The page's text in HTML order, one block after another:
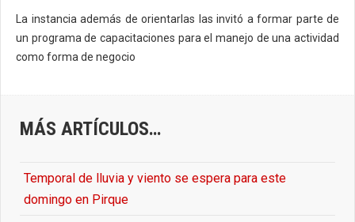
La instancia además de orientarlas las invitó a formar parte de
un programa de capacitaciones para el manejo de una actividad
como forma de negocio
MÁS ARTÍCULOS…
Temporal de lluvia y viento se espera para este
domingo en Pirque